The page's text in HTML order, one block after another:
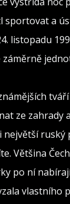
sportovat a
listopadu
záměrně
ze zahrady
Většina
po ní
vlastního